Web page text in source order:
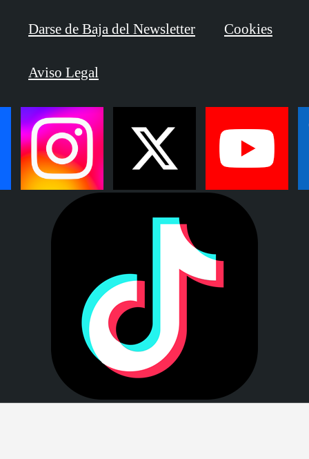
Darse de Baja del Newsletter Cookies
Aviso Legal